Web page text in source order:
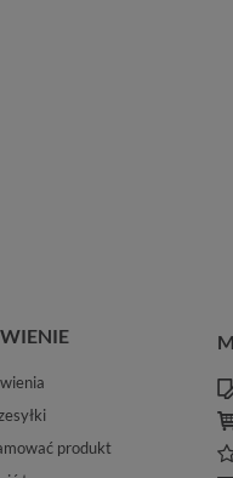
produkt